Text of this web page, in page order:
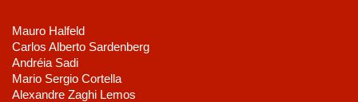
Mauro Halfeld
Carlos Alberto Sardenberg
Andréia Sadi
Mario Sergio Cortella
Alexandre Zaghi Lemos